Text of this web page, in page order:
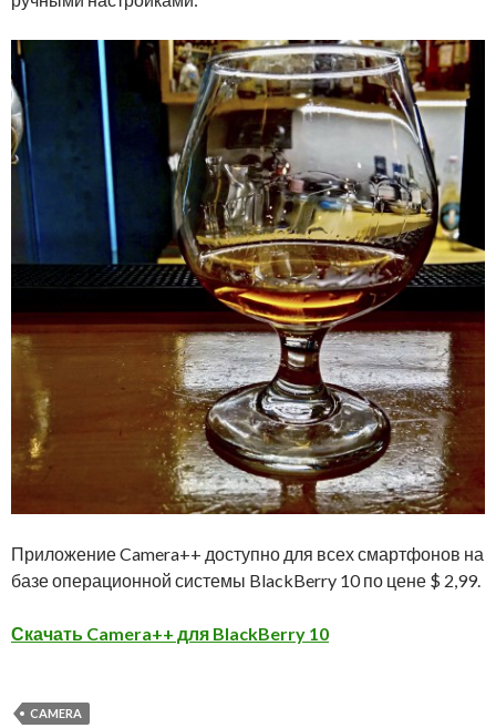
Приложение Camera++ доступно для всех смартфонов на
базе операционной системы BlackBerry 10 по цене $ 2,99.
Скачать Camera++ для BlackBerry 10
CAMERA